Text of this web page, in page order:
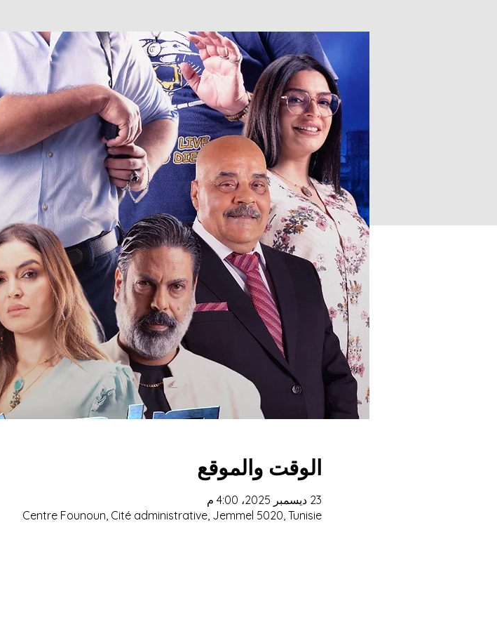
الوقت والموقع
23 ديسمبر 2025، 4:00 م
Centre Founoun, Cité administrative, Jemmel 5020, Tunisie